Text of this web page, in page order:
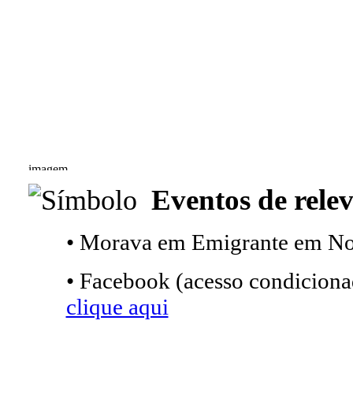
Eventos de
• Morava em Emigrante em
• Facebook (acesso
clique aqui